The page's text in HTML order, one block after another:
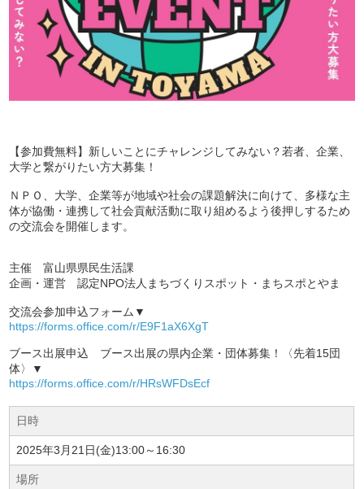
【参加費無料】新しいことにチャレンジしてみない？若者、企業、
大学と繋がりたい方大募集！
ＮＰＯ、大学、企業等が地域や社会の課題解決に向けて、多様な主
体が協働・連携して社会貢献活動に取り組めるよう後押しするため
の交流会を開催します。
主催 富山県県民生活課
企画・運営 認定NPO法人まちづくりスポット・まちスポとやま
交流会参加申込フォーム▼
https://forms.office.com/r/E9F1aX6XgT
ブース出展申込 ブース出展の県内企業・団体募集！〈先着15団
体〉▼
https://forms.office.com/r/HRsWFDsEcf
日時
2025年3月21日(金)13:00～16:30
場所